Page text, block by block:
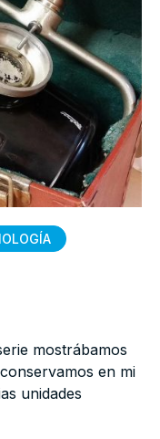
mostrábamos
en mi
unidades